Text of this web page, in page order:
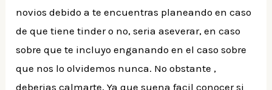
novios debido a te encuentras planeando en caso
de que tiene tinder o no, seri­a aseverar, en caso
sobre que te incluyo enganando en el caso sobre
que nos lo olvidemos nunca. No obstante ,
deberias calmarte, Ya que suena facil conocer si